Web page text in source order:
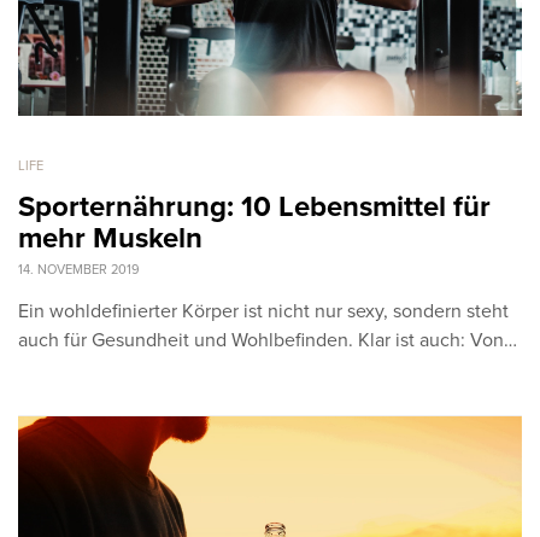
LIFE
Sporternährung: 10 Lebensmittel für
mehr Muskeln
14. NOVEMBER 2019
Ein wohldefinierter Körper ist nicht nur sexy, sondern steht
auch für Gesundheit und Wohlbefinden. Klar ist auch: Von…